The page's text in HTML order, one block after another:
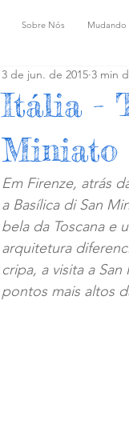
Sobre Nós
Itália -
Miniato
3 de jun. de 2015 3 min
Em Firenze, atrás
a Basílica di San
bela da Toscana e
arquitetura
cripa, a visita a
pontos mais altos